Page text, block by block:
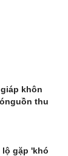
khôn
thu
gặp 'khó